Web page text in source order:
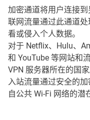
加密通道将用户连接
联网流量通过此通道
看或侵入个人数据。
对于 Netflix、Hulu、
和 YouTube 等网站和
VPN 服务器所在的国
入站流量通过安全的
自公共 Wi-Fi 网络的潜